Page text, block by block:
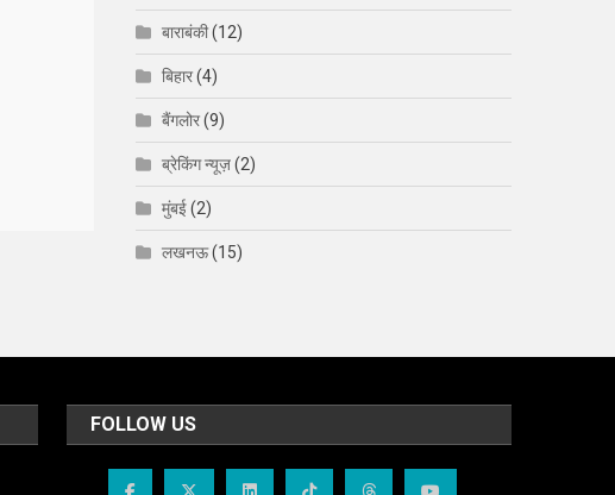
बाराबंकी(12)
बिहार(4)
बैंगलोर(9)
ब्रेकिंग न्यूज़(2)
मुंबई(2)
लखनऊ(15)
FOLLOW US